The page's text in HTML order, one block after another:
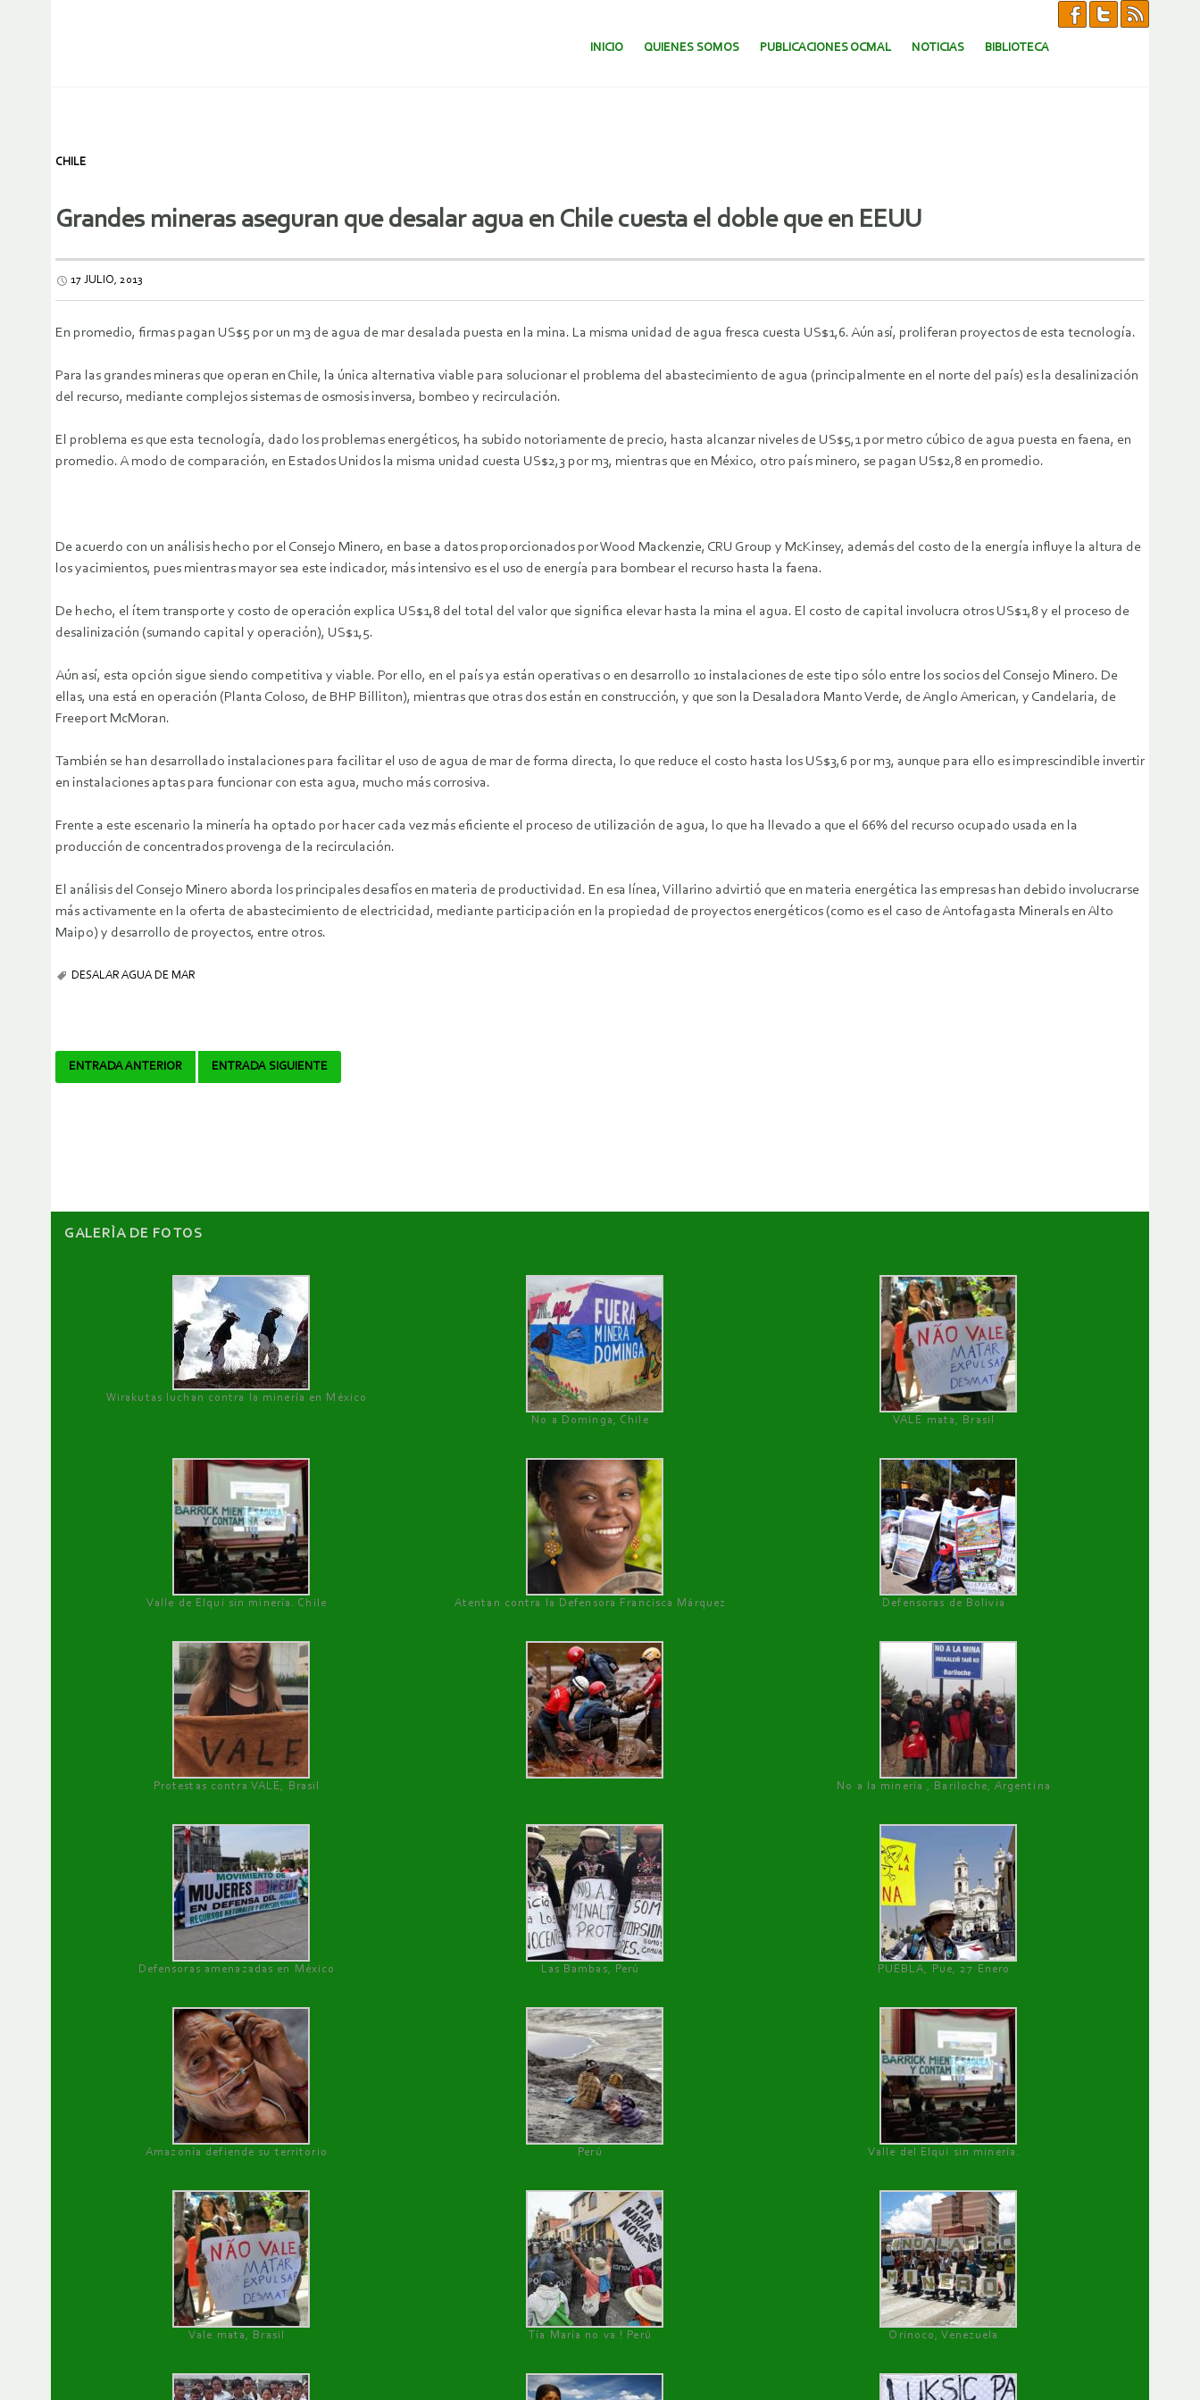
SALTAR AL CONTENIDO.
INICIO QUIENES SOMOS PUBLICACIONES OCMAL NOTICIAS BIBLIOTECA
CHILE
Grandes mineras aseguran que desalar agua en Chile cuesta el doble que en EEUU
17 JULIO, 2013
En promedio, firmas pagan US$5 por un m3 de agua de mar desalada puesta en la mina. La misma unidad de agua fresca cuesta US$1,6. Aún así, proliferan proyectos de esta tecnología.
Para las grandes mineras que operan en Chile, la única alternativa viable para solucionar el problema del abastecimiento de agua (principalmente en el norte del país) es la desalinización
del recurso, mediante complejos sistemas de osmosis inversa, bombeo y recirculación.
El problema es que esta tecnología, dado los problemas energéticos, ha subido notoriamente de precio, hasta alcanzar niveles de US$5,1 por metro cúbico de agua puesta en faena, en
promedio. A modo de comparación, en Estados Unidos la misma unidad cuesta US$2,3 por m3, mientras que en México, otro país minero, se pagan US$2,8 en promedio.
De acuerdo con un análisis hecho por el Consejo Minero, en base a datos proporcionados por Wood Mackenzie, CRU Group y McKinsey, además del costo de la energía influye la altura de
los yacimientos, pues mientras mayor sea este indicador, más intensivo es el uso de energía para bombear el recurso hasta la faena.
De hecho, el ítem transporte y costo de operación explica US$1,8 del total del valor que significa elevar hasta la mina el agua. El costo de capital involucra otros US$1,8 y el proceso de
desalinización (sumando capital y operación), US$1,5.
Aún así, esta opción sigue siendo competitiva y viable. Por ello, en el país ya están operativas o en desarrollo 10 instalaciones de este tipo sólo entre los socios del Consejo Minero. De
ellas, una está en operación (Planta Coloso, de BHP Billiton), mientras que otras dos están en construcción, y que son la Desaladora Manto Verde, de Anglo American, y Candelaria, de
Freeport McMoran.
También se han desarrollado instalaciones para facilitar el uso de agua de mar de forma directa, lo que reduce el costo hasta los US$3,6 por m3, aunque para ello es imprescindible invertir
en instalaciones aptas para funcionar con esta agua, mucho más corrosiva.
Frente a este escenario la minería ha optado por hacer cada vez más eficiente el proceso de utilización de agua, lo que ha llevado a que el 66% del recurso ocupado usada en la
producción de concentrados provenga de la recirculación.
El análisis del Consejo Minero aborda los principales desafíos en materia de productividad. En esa línea, Villarino advirtió que en materia energética las empresas han debido involucrarse
más activamente en la oferta de abastecimiento de electricidad, mediante participación en la propiedad de proyectos energéticos (como es el caso de Antofagasta Minerals en Alto
Maipo) y desarrollo de proyectos, entre otros.
DESALAR AGUA DE MAR
Navegador
ENTRADA ANTERIOR ENTRADA SIGUIENTE
GALERÌA DE FOTOS
Wirakutas luchan contra la minería en México
No a Dominga, Chile
VALE mata, Brasil
Valle de Elqui sin minería. Chile Atentan contra la Defensora Francisca Márquez Defensoras de Bolivia
Protestas contra VALE, Brasil No a la minería , Bariloche, Argentina
Defensoras amenazadas en México Las Bambas, Perú PUEBLA, Pue, 27 Enero
Amazonía defiende su territorio Perú Valle del Elqui sin minería.
Vale mata, Brasil Tía María no va ! Perú Orinoco, Venezuela